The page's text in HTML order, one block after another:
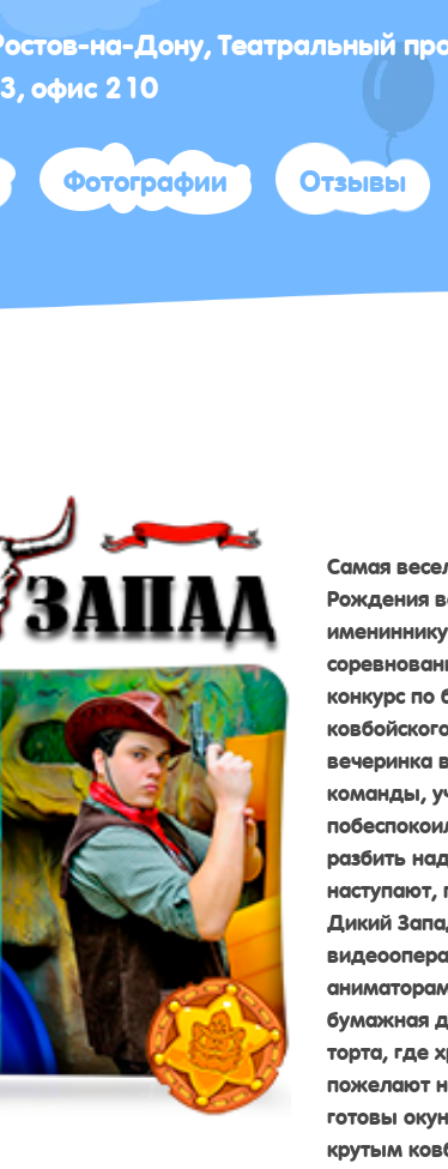
на-Дону, Театральный
офис 210
Фотографии Отзывы
Самая
Рождения
конкурс по
вечеринка
команды,
разбить
Дикий
бумажная
торта, где
пожелают
готовы
крутым